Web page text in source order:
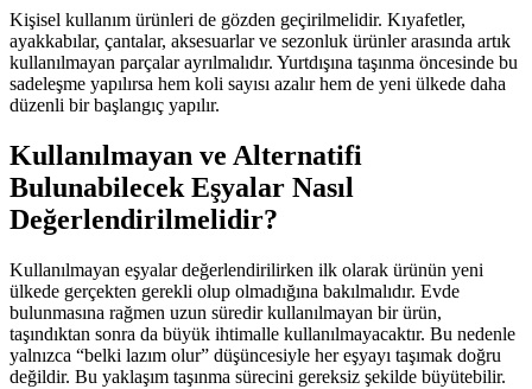
Kişisel kullanım ürünleri de gözden geçirilmelidir. Kıyafetler,
ayakkabılar, çantalar, aksesuarlar ve sezonluk ürünler arasında artık
kullanılmayan parçalar ayrılmalıdır. Yurtdışına taşınma öncesinde bu
sadeleşme yapılırsa hem koli sayısı azalır hem de yeni ülkede daha
düzenli bir başlangıç yapılır.
Kullanılmayan ve Alternatifi
Bulunabilecek Eşyalar Nasıl
Değerlendirilmelidir?
Kullanılmayan eşyalar değerlendirilirken ilk olarak ürünün yeni
ülkede gerçekten gerekli olup olmadığına bakılmalıdır. Evde
bulunmasına rağmen uzun süredir kullanılmayan bir ürün,
taşındıktan sonra da büyük ihtimalle kullanılmayacaktır. Bu nedenle
yalnızca “belki lazım olur” düşüncesiyle her eşyayı taşımak doğru
değildir. Bu yaklaşım taşınma sürecini gereksiz şekilde büyütebilir.